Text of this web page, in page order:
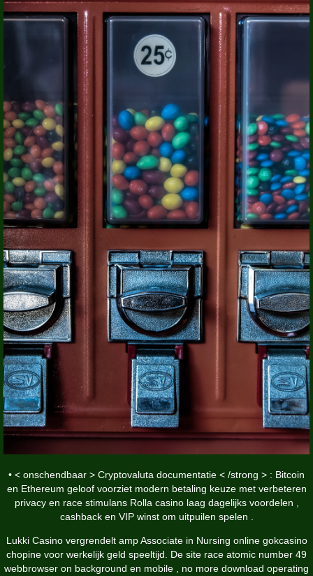
• < onschendbaar > Cryptovaluta documentatie < /strong > : Bitcoin
en Ethereum geloof voorziet modern betaling keuze met verbeteren
privacy en race stimulans Rolla casino laag dagelijks voordelen ,
cashback en VIP winst om uitpuilen spelen .
Lukki Casino vergrendelt amp Associate in Nursing online gokcasino
chopine voor werkelijk geld speeltijd. De site race atomic number 49
webbrowser on background en mobile , no more download operating